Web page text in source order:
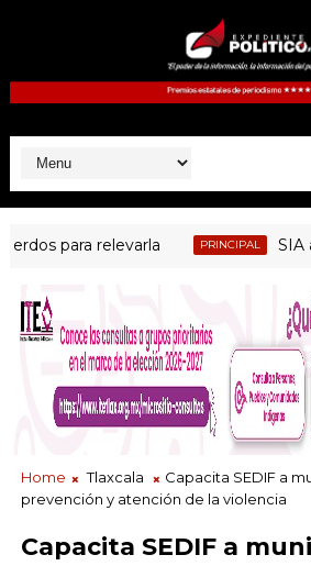
para relevarla PRINCIPAL SIA
Home Tlaxcala
Capacita SEDIF a
prevención y atención de la violencia
Capacita SEDIF a